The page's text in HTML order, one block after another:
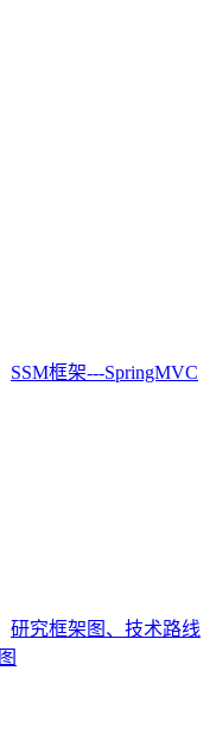
SSM框架---SpringMVC
研究框架图、技术路线